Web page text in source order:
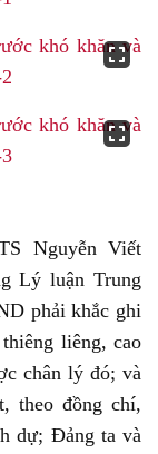
Nguyễn Viết
Lý luận Trung
phải khắc ghi
liêng, cao
chân lý đó; và
theo đồng chí,
dự; Đảng ta và